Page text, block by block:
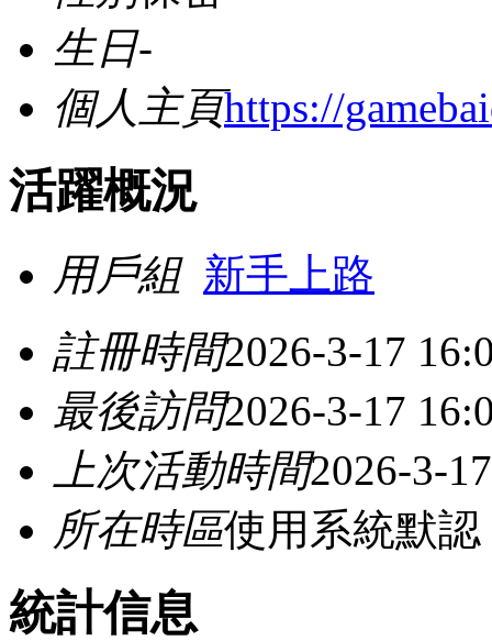
生日-
個人主頁https://
活躍概況
用戶組 新手上路
註冊時間2026-3-17
最後訪問2026-3-17
上次活動時間2026-3-
所在時區使用系統默認
統計信息